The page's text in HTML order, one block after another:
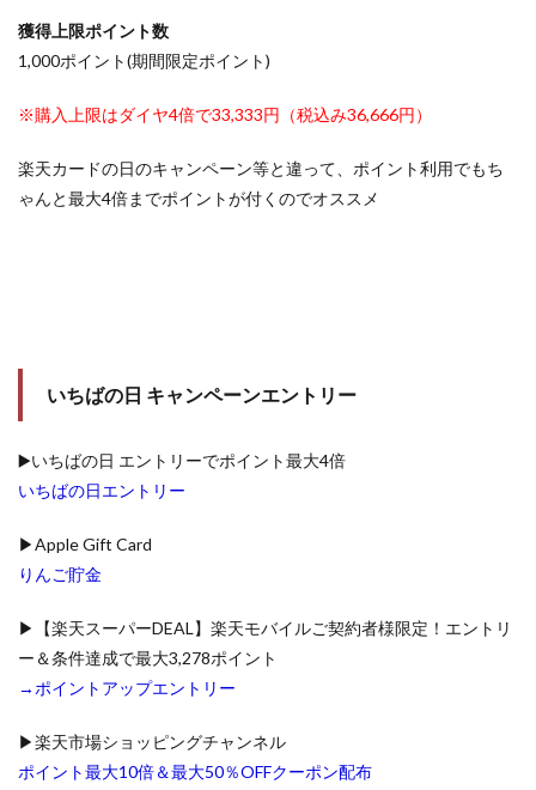
獲得上限ポイント数
1,000ポイント(期間限定ポイント)
※購入上限はダイヤ4倍で33,333円（税込み36,666円）
楽天カードの日のキャンペーン等と違って、ポイント利用でもち
ゃんと最大4倍までポイントが付くのでオススメ
いちばの日 キャンペーンエントリー
▶️いちばの日 エントリーでポイント最大4倍
いちばの日エントリー
▶Apple Gift Card
りんご貯金
▶【楽天スーパーDEAL】楽天モバイルご契約者様限定！エントリ
ー＆条件達成で最大3,278ポイント
→ポイントアップエントリー
▶楽天市場ショッピングチャンネル
ポイント最大10倍＆最大50％OFFクーポン配布